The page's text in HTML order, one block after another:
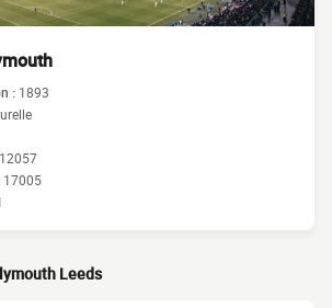
: 1893
12057
17005
Leeds